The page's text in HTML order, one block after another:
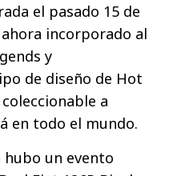
el pasado 15 de
incorporado al
y
de diseño de Hot
a
en todo el mundo.
hubo un evento